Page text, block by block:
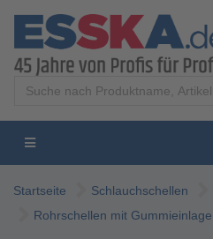
Startseite Schlauchschellen
Rohrschellen mit Gummieinlage